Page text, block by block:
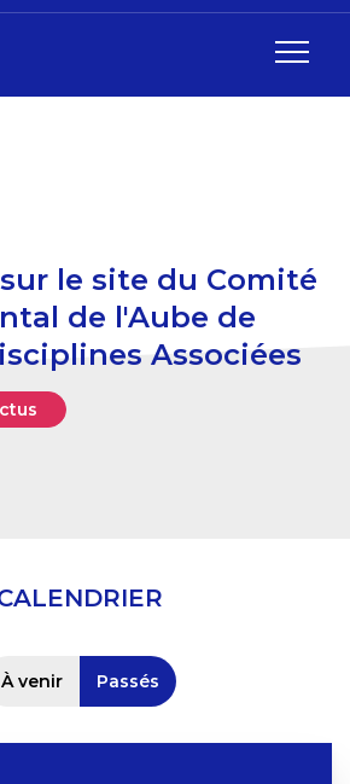
le site du Comité
de l'Aube de
Associées
À venir Passés